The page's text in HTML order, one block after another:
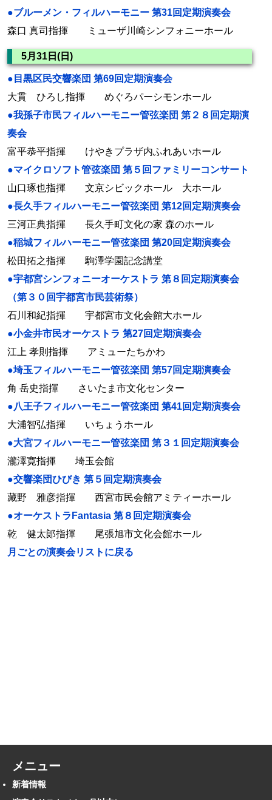
●ブルーメン・フィルハーモニー 第31回定期演奏会
森口 真司指揮 ミューザ川崎シンフォニーホール
5月31日(日)
●目黒区民交響楽団 第69回定期演奏会
大貫 ひろし指揮 めぐろパーシモンホール
●我孫子市民フィルハーモニー管弦楽団 第２８回定期演
奏会
富平恭平指揮 けやきプラザ内ふれあいホール
●マイクロソフト管弦楽団 第５回ファミリーコンサート
山口琢也指揮 文京シビックホール 大ホール
●長久手フィルハーモニー管弦楽団 第12回定期演奏会
三河正典指揮 長久手町文化の家 森のホール
●稲城フィルハーモニー管弦楽団 第20回定期演奏会
松田拓之指揮 駒澤学園記念講堂
●宇都宮シンフォニーオーケストラ 第８回定期演奏会
（第３０回宇都宮市民芸術祭）
石川和紀指揮 宇都宮市文化会館大ホール
●小金井市民オーケストラ 第27回定期演奏会
江上 孝則指揮 アミューたちかわ
●埼玉フィルハーモニー管弦楽団 第57回定期演奏会
角 岳史指揮 さいたま市文化センター
●八王子フィルハーモニー管弦楽団 第41回定期演奏会
大浦智弘指揮 いちょうホール
●大宮フィルハーモニー管弦楽団 第３１回定期演奏会
瀧澤寛指揮 埼玉会館
●交響楽団ひびき 第５回定期演奏会
藏野 雅彦指揮 西宮市民会館アミティーホール
●オーケストラFantasia 第８回定期演奏会
乾 健太郞指揮 尾張旭市文化会館ホール
月ごとの演奏会リストに戻る
メニュー
新着情報